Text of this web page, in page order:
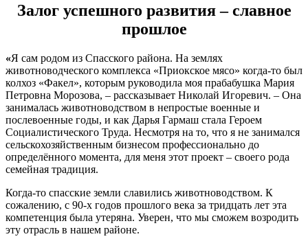
Залог успешного развития – славное
прошлое
«Я сам родом из Спасского района. На землях
животноводческого комплекса «Приокское мясо» когда-то был
колхоз «Факел», которым руководила моя прабабушка Мария
Петровна Морозова, – рассказывает Николай Игоревич. – Она
занималась животноводством в непростые военные и
послевоенные годы, и как Дарья Гармаш стала Героем
Социалистического Труда. Несмотря на то, что я не занимался
сельскохозяйственным бизнесом профессионально до
определённого момента, для меня этот проект – своего рода
семейная традиция.
Когда-то спасские земли славились животноводством. К
сожалению, с 90-х годов прошлого века за тридцать лет эта
компетенция была утеряна. Уверен, что мы сможем возродить
эту отрасль в нашем районе.